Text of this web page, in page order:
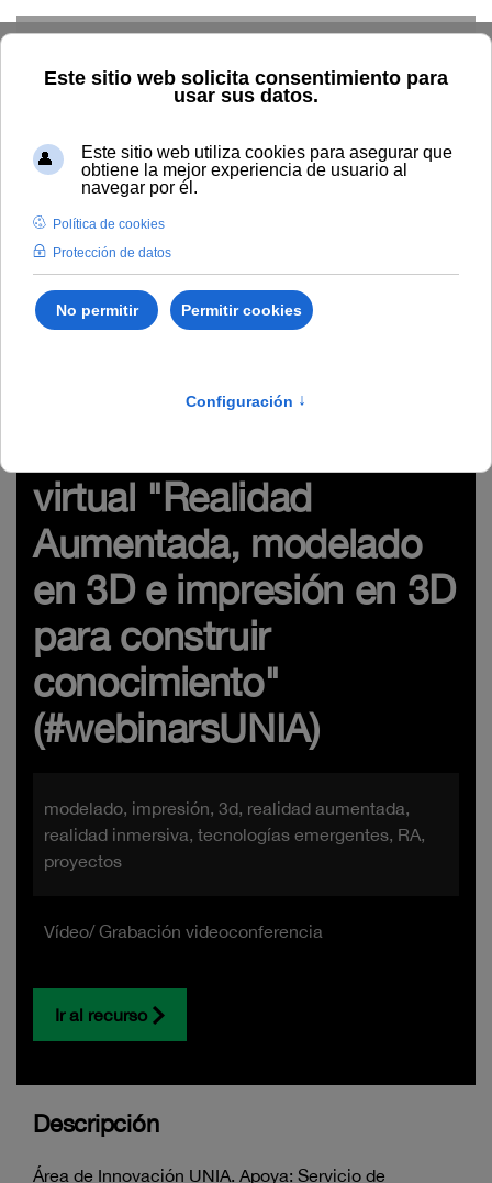
Inicio Innovación
Conocimiento abierto y difusión
Recursos Educativos en abierto
"Realidad Aumentada, modelado en 3D e impresión en 3D para
construir conocimiento" (#webinarsUNIA)
virtual "Realidad
Aumentada, modelado
en 3D e impresión en 3D
para construir
conocimiento"
(#webinarsUNIA)
modelado, impresión, 3d, realidad aumentada,
realidad inmersiva, tecnologías emergentes, RA,
proyectos
Vídeo/ Grabación videoconferencia
Ir al recurso
Descripción
Área de Innovación UNIA. Apoya: Servicio de